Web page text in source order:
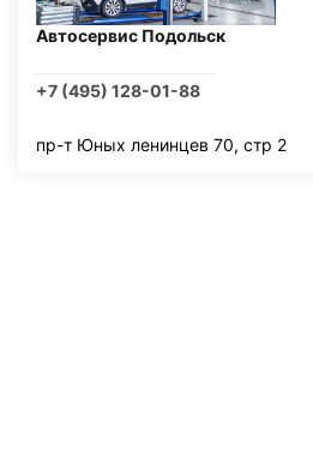
Автосервис Подольск
+7 (495) 128-01-88
пр-т Юных ленинцев 70, стр 2